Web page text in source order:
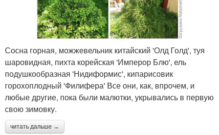
Сосна горная, можжевельник китайский 'Олд Голд', туя
шаровидная, пихта корейская 'Имперор Блю', ель
подушкообразная 'Нидиформис', кипарисовик
горохоплодный 'Филифера' Все они, как, впрочем, и
любые другие, пока были малютки, укрывались в первую
свою зимовку.
читать дальше →